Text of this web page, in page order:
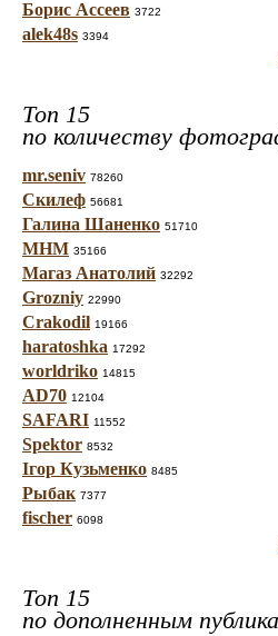
Борис Ассеев 3722
alek48s 3394
Топ 15
по количеству
mr.seniv 78260
Скилеф 56681
Галина Шаненко 51710
МНМ 35166
Магаз Анатолий 32292
Grozniy 22990
Crakodil 19166
haratoshka 17292
worldriko 14815
AD70 12104
SAFARI 11552
Spektor 8532
Ігор Кузьменко 8485
Рыбак 7377
fischer 6098
Топ 15
по дополненным